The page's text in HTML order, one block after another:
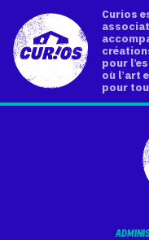
Curios
pour
où l’art
pour